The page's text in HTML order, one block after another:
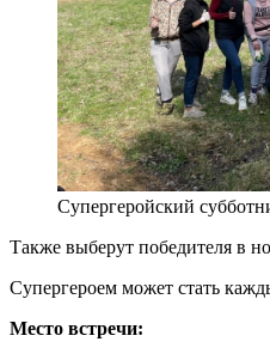
Супергеройский
Также выберут победителя в
Супергероем может стать
Место встречи: